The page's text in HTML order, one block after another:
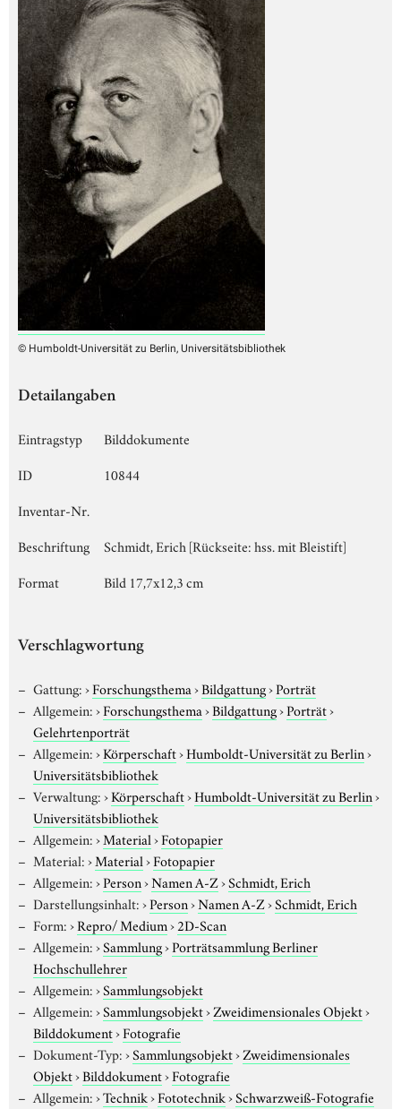
© Humboldt-Universität zu Berlin, Universitätsbibliothek
Detailangaben
Eintragstyp
Bilddokumente
ID
10844
Inventar-Nr.
Beschriftung
Schmidt, Erich [Rückseite: hss. mit Bleistift]
Format
Bild 17,7x12,3 cm
Verschlagwortung
Gattung:›Forschungsthema›Bildgattung›Porträt
Allgemein:›Forschungsthema›Bildgattung›Porträt›
Gelehrtenporträt
Allgemein:›Körperschaft›Humboldt-Universität zu Berlin›
Universitätsbibliothek
Verwaltung:›Körperschaft›Humboldt-Universität zu Berlin›
Universitätsbibliothek
Allgemein:›Material›Fotopapier
Material:›Material›Fotopapier
Allgemein:›Person›Namen A-Z›Schmidt, Erich
Darstellungsinhalt:›Person›Namen A-Z›Schmidt, Erich
Form:›Repro/ Medium›2D-Scan
Allgemein:›Sammlung›Porträtsammlung Berliner
Hochschullehrer
Allgemein:›Sammlungsobjekt
Allgemein:›Sammlungsobjekt›Zweidimensionales Objekt›
Bilddokument›Fotografie
Dokument-Typ:›Sammlungsobjekt›Zweidimensionales
Objekt›Bilddokument›Fotografie
Allgemein:›Technik›Fototechnik›Schwarzweiß-Fotografie